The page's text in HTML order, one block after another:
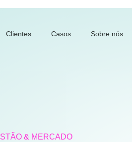
Clientes Casos Sobre nós
& MERCADO